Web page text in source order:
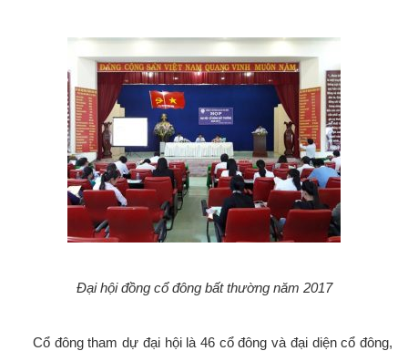
Đại hội đồng cổ đông bất thường năm 2017
Cổ đông tham dự đại hội là 46 cổ đông và đại diện cổ đông,